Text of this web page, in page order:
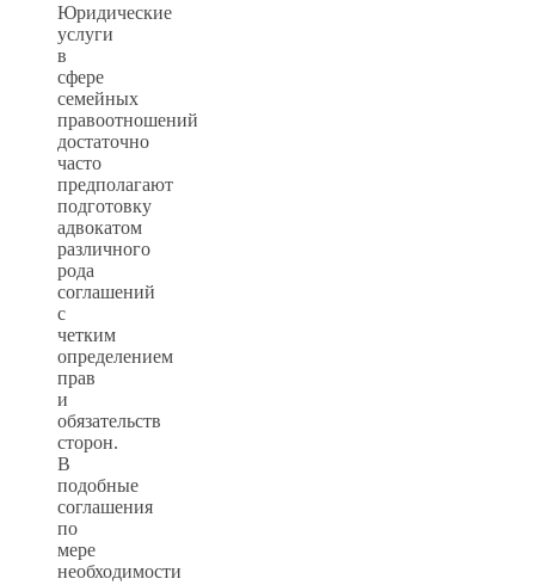
Юридические
услуги
в
сфере
семейных
правоотношений
достаточно
часто
предполагают
подготовку
адвокатом
различного
рода
соглашений
с
четким
определением
прав
и
обязательств
сторон.
В
подобные
соглашения
по
мере
необходимости